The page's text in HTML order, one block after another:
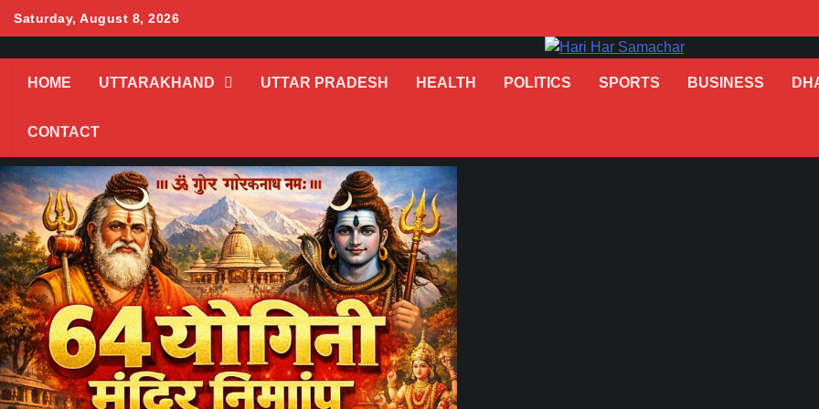
Saturday, August 8, 2026
HOME UTTARAKHAND UTTAR PRADESH HEALTH POLITICS SPORTS BUSINESS
CONTACT